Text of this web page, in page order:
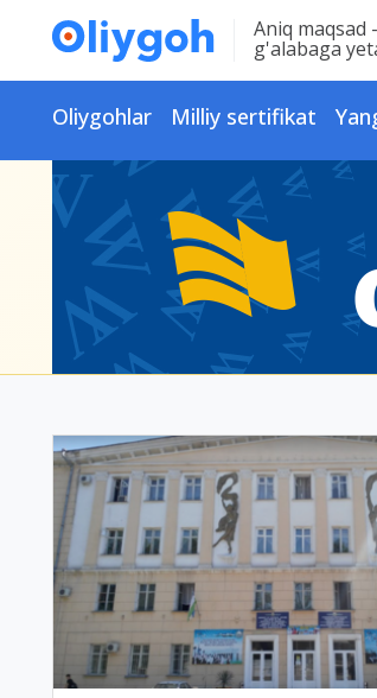
Aniq maqsad -
g'alabaga
Oliygohlar Milliy sertifikat